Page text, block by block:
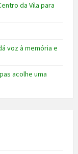
da Vila para
voz à memória e
acolhe uma